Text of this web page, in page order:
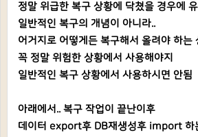
정말 위급한 복구 상황에 닥쳤을 경우에
일반적인 복구의 개념이 아니라..
어거지로 어떻게든 복구해서 올려야 하는
꼭 정말 위험한 상황에서 사용해야지
일반적인 복구 상황에서 사용하시면 안됨
아래에서.. 복구 작업이 끝난이후
데이터 export후 DB재생성후 import 하